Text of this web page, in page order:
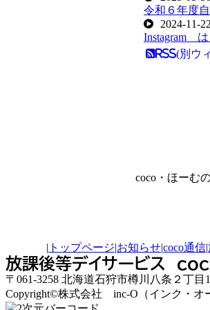
令和６年度
2024-11-
Instagram は
RSS(別ウ
coco・ほーむ
トップページ お知らせcoco通信
放課後等デイサービス
〒061-3258 北海道石狩市樽川八条２丁目
Copyright©株式会社 inc-O（インク・オ